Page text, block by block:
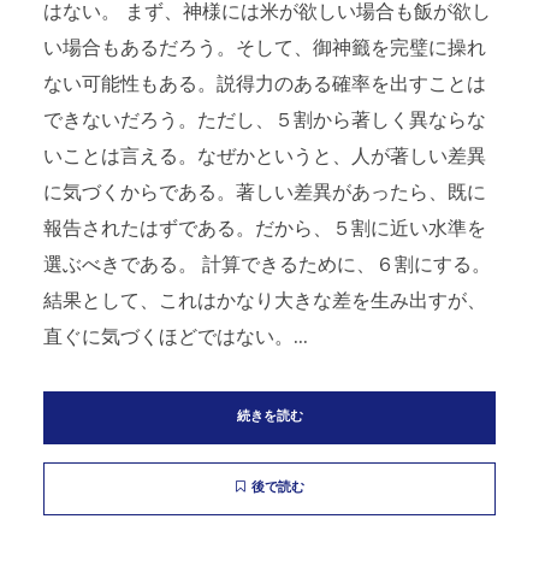
はない。 まず、神様には米が欲しい場合も飯が欲し
い場合もあるだろう。そして、御神籤を完璧に操れ
ない可能性もある。説得力のある確率を出すことは
できないだろう。ただし、５割から著しく異ならな
いことは言える。なぜかというと、人が著しい差異
に気づくからである。著しい差異があったら、既に
報告されたはずである。だから、５割に近い水準を
選ぶべきである。 計算できるために、６割にする。
結果として、これはかなり大きな差を生み出すが、
直ぐに気づくほどではない。...
続きを読む
後で読む